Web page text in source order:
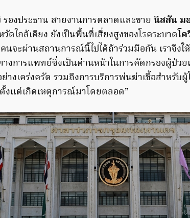
รองประธาน สายงานการตลาดและขาย นิสสัน ม
ดใกล้เคียง ยังเป็นพื้นที่เสี่ยงสูงของโรคระบาดโ
นจะผ่านสถานการณ์นี้ไปได้ถ้าร่วมมือกัน เราจึง
งการแพทย์ซึ่งเป็นด่านหน้าในการคัดกรองผู้ป่ว
งเคร่งครัด รวมถึงการบริการพ่นฆ่าเชื้อสำหรั
งแต่เกิดเหตุการณ์มาโดยตลอด”